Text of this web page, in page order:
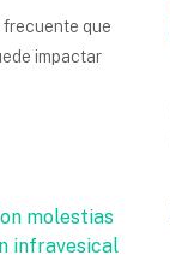
frecuente que
impactar